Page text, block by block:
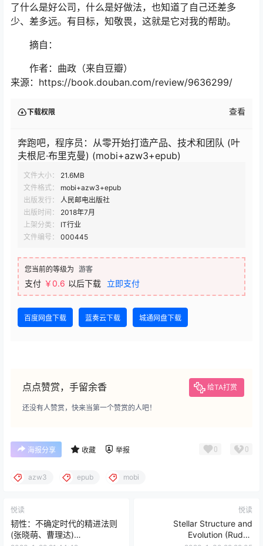
了什么是好公司，什么是好做法，也知道了自己还差多
少、差多远。有目标，知敬畏，这就是它对我的帮助。
摘自：
作者：曲政（来自豆瓣）
来源：https://book.douban.com/review/9636299/
下载权限 查看
奔跑吧，程序员：从零开始打造产品、技术和团队 (叶
夫根尼·布里克曼) (mobi+azw3+epub)
文件大小：
21.6MB
文件格式：
mobi+azw3+epub
出版发行：
人民邮电出版社
出版时间：
2018年7月
上架分类：
IT行业
文件编号：
000445
您当前的等级为 游客
支付 ￥0.6 以后下载 立即支付
百度网盘下载 蓝奏云下载 城通网盘下载
点点赞赏，手留余香 给TA打赏
还没有人赞赏，快来当第一个赞赏的人吧！
海报分享 收藏 举报 0 0
azw3 epub mobi
悦读
韧性：不确定时代的精进法则
(张晓萌、曹理达)
悦读
Stellar Structure and
Evolution (Rudolf